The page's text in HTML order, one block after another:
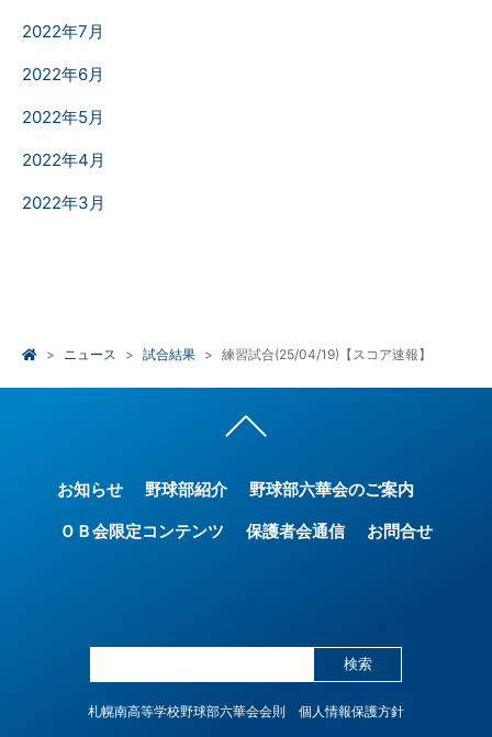
2022年7月
2022年6月
2022年5月
2022年4月
2022年3月
ニュース 試合結果 練習試合(25/04/19)【スコア速報】
お知らせ 野球部紹介 野球部六華会のご案内
ＯＢ会限定コンテンツ 保護者会通信 お問合せ
検索
札幌南高等学校野球部六華会会則 個人情報保護方針